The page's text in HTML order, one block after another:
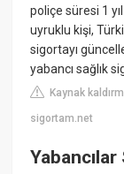
poliçe süresi 1 yıl
uyruklu kişi,
sigortayı
yabancı sağlık
Kaynak
sigortam.net